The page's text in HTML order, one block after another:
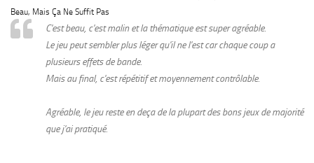
Beau, Mais Ça Ne Suffit Pas
C'est beau, c'est malin et la thématique est super agréable.
Le jeu peut sembler plus léger qu'il ne l'est car chaque coup a
plusieurs effets de bande.
Mais au final, c'est répétitif et moyennement contrôlable.
Agréable, le jeu reste en deça de la plupart des bons jeux de majorité
que j'ai pratiqué.